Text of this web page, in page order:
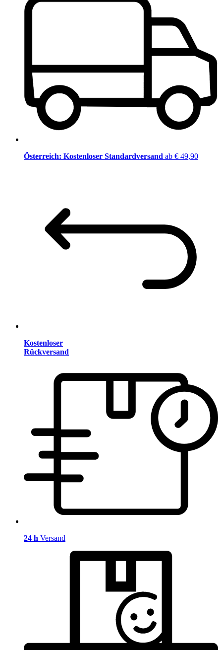
Österreich: Kostenloser Standardversand ab € 49,90
Kostenloser
Rückversand
24 h Versand